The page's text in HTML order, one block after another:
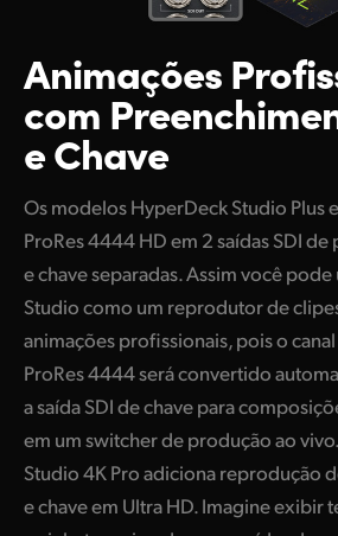
Animações
com
e Chave
Os modelos HyperDeck Studio Plus
ProRes 4444 HD em 2 saídas SDI
e chave separadas. Assim você
Studio como um reprodutor de
animações profissionais, pois o
ProRes 4444 será convertido
a saída SDI de chave para
em um switcher de produção ao
Studio 4K Pro adiciona reprodução
e chave em Ultra HD. Imagine exibir